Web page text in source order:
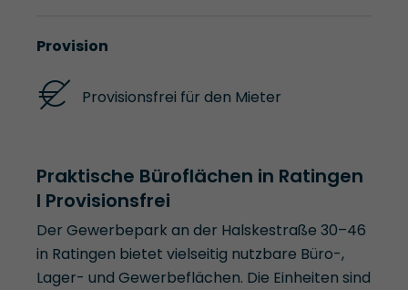
Provision
Provisionsfrei für den Mieter
Praktische Büroflächen in Ratingen
l Provisionsfrei
Der Gewerbepark an der Halskestraße 30–46
in Ratingen bietet vielseitig nutzbare Büro-,
Lager- und Gewerbeflächen. Die Einheiten sind